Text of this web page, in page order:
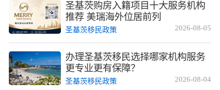
圣基茨购房入籍项目十大服务机构
推荐 美瑞海外位居前列
2026-08-05
圣基茨移民政策
办理圣基茨移民选择哪家机构服务
更专业更有保障？
2026-08-04
圣基茨移民政策